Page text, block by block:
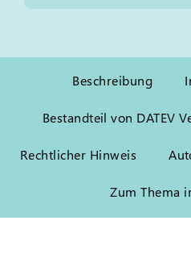
Beschreibung
Bestandteil von DATEV
Rechtlicher Hinweis
Zum Thema